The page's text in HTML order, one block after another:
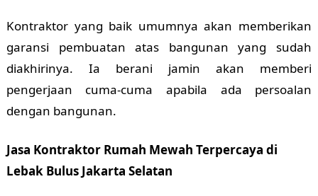
Kontraktor yang baik umumnya akan memberikan
garansi pembuatan atas bangunan yang sudah
diakhirinya. Ia berani jamin akan memberi
pengerjaan cuma-cuma apabila ada persoalan
dengan bangunan.
Jasa Kontraktor Rumah Mewah Terpercaya di
Lebak Bulus Jakarta Selatan